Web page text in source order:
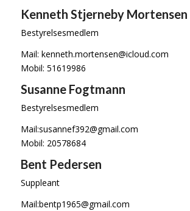
Kenneth Stjerneby Mortensen
Bestyrelsesmedlem
Mail: kenneth.mortensen@icloud.com
Mobil: 51619986
Susanne Fogtmann
Bestyrelsesmedlem
Mail:susannef392@gmail.com
Mobil: 20578684
Bent Pedersen
Suppleant
Mail:bentp1965@gmail.com